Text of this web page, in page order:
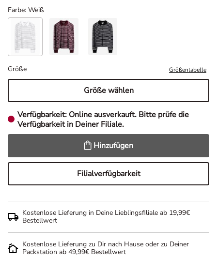
Farbe: Weiß
Größe Größentabelle
Größe wählen
Verfügbarkeit: Online ausverkauft. Bitte prüfe die
Verfügbarkeit in Deiner Filiale.
Hinzufügen
Filialverfügbarkeit
Kostenlose Lieferung in Deine Lieblingsfiliale ab 19,99€
Bestellwert
Kostenlose Lieferung zu Dir nach Hause oder zu Deiner
Packstation ab 49,99€ Bestellwert